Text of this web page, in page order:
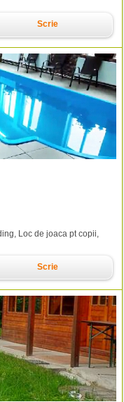
Scrie
Loc de joaca pt copii,
Scrie